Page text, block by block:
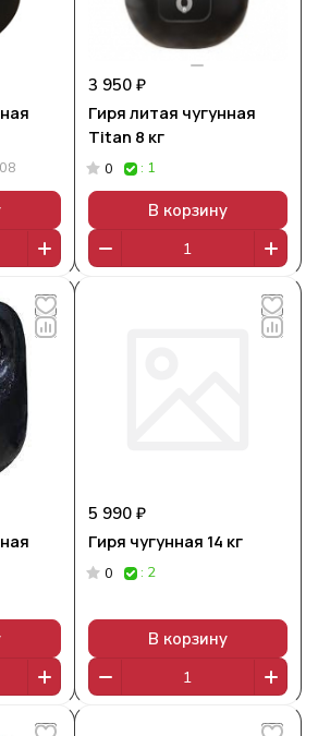
3 950 ₽
Гиря литая чугунная
Titan 8 кг
0 : 1
В корзину
5 990 ₽
Гиря чугунная 14 кг
0 : 2
В корзину